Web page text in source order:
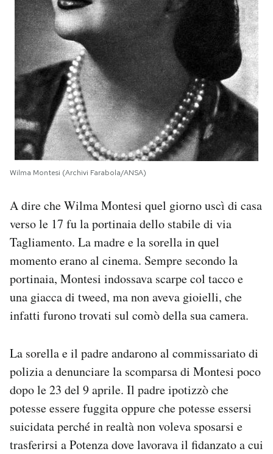
Wilma Montesi (Archivi Farabola/ANSA)
A dire che Wilma Montesi quel giorno uscì di casa
verso le 17 fu la portinaia dello stabile di via
Tagliamento. La madre e la sorella in quel
momento erano al cinema. Sempre secondo la
portinaia, Montesi indossava scarpe col tacco e
una giacca di tweed, ma non aveva gioielli, che
infatti furono trovati sul comò della sua camera.
La sorella e il padre andarono al commissariato di
polizia a denunciare la scomparsa di Montesi poco
dopo le 23 del 9 aprile. Il padre ipotizzò che
potesse essere fuggita oppure che potesse essersi
suicidata perché in realtà non voleva sposarsi e
trasferirsi a Potenza dove lavorava il fidanzato a cui